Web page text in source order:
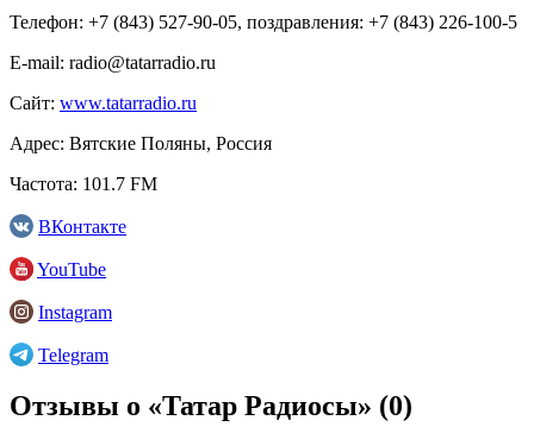
Телефон: +7 (843) 527-90-05, поздравления: +7 (843) 226-100-5
E-mail: radio@tatarradio.ru
Сайт: www.tatarradio.ru
Адрес: Вятские Поляны, Россия
Частота: 101.7 FM
ВКонтакте
YouTube
Instagram
Telegram
Отзывы о «Татар Радиосы» (0)